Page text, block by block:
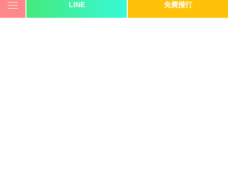
LINE 免費撥打
0800-250-555 revote990109@gmail.com
youtube twitter facebook line